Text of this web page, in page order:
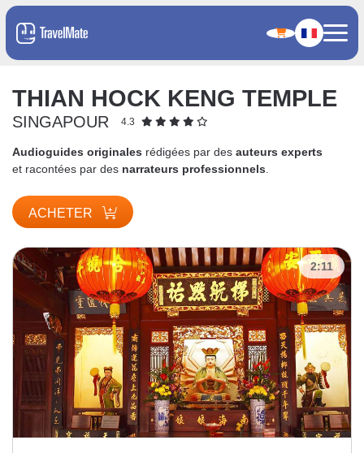
THIAN HOCK KENG TEMPLE
SINGAPOUR 4.3
Audioguides originales rédigées par des auteurs experts
et racontées par des narrateurs professionnels
ACHETER
2:11